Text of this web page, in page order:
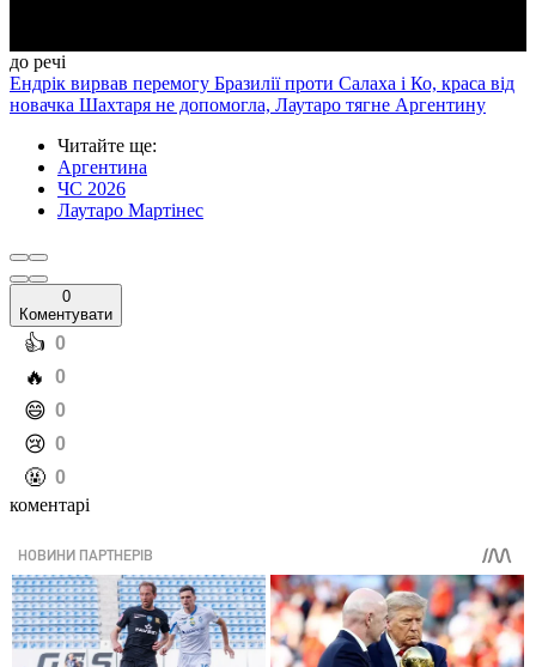
до речі
Ендрік вирвав перемогу Бразилії проти Салаха і Ко, краса від
новачка Шахтаря не допомогла, Лаутаро тягне Аргентину
Читайте ще:
Аргентина
ЧС 2026
Лаутаро Мартінес
0
Коментувати
️👍 0
️🔥 0
️😄 0
️😢 0
️🤬 0
коментарі